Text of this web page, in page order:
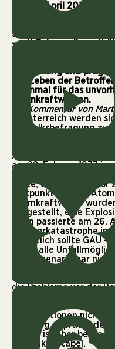
Am 26. April 2026
von Tschernobyl zum
fehlgeschlagener
sich zur schwersten
– mit Folgen, die weit
hinausreichten.
ganze Landstriche,
Umsiedlung und prägt
das Leben der
Mahnmal für das
Atomkraftwerken.
Ein Kommentar von
In Österreich werden
die Volksbefragung
im
wurde in den
Atomkraftwerke nicht
am 22. Februar 1977
Bohunice A1 eine
hatte, die den
Zeitpunkt von der
Atomkraftwerke
dargestellt, eine
Dann passierte am 26.
Reaktorkatastrophe in
Eigentlich sollte GAU
schon alle
Unfallszenario gar
zum Super-GAU
einiges über die
die Probleme vor der
eine mögliche
nicht vorkam, oder die
Konstruktionen nicht
zu wenig geprüft oder
Beides ist aber bei so
nicht akzeptabel.